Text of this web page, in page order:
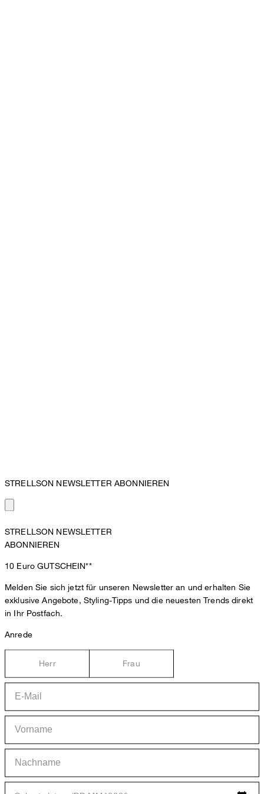
STRELLSON NEWSLETTER ABONNIEREN
STRELLSON NEWSLETTER
ABONNIEREN
10 EuroGUTSCHEIN**
Melden Sie sich jetzt für unseren Newsletter an und erhalten Sie
exklusive Angebote, Styling-Tipps und die neuesten Trends direkt
in Ihr Postfach.
Anrede
Herr Frau